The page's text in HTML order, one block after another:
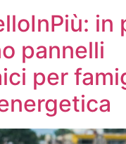
in
pannelli
per